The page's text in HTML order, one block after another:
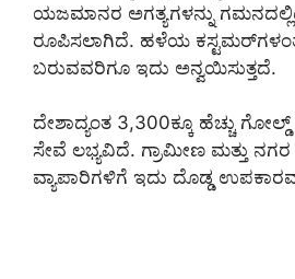
ಯಜಮಾನರ ಅಗತ್ಯಗಳನ್ನು
ರೂಪಿಸಲಾಗಿದೆ. ಹಳೆಯ
ಬರುವವರಿಗೂ ಇದು ಅನ್ವಯಿಸುತ್ತದೆ.
ದೇಶಾದ್ಯಂತ 3,300ಕ್ಕೂ ಹೆಚ್ಚು
ಸೇವೆ ಲಭ್ಯವಿದೆ. ಗ್ರಾಮೀಣ ಮತ್ತು ನಗರ
ವ್ಯಾಪಾರಿಗಳಿಗೆ ಇದು ದೊಡ್ಡ